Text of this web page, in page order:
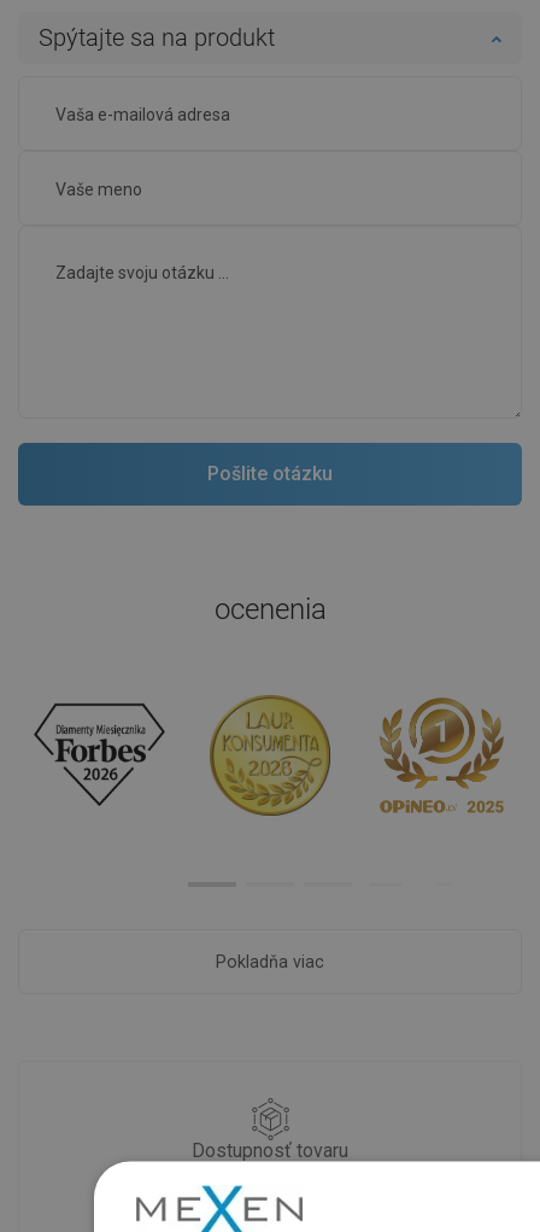
Spýtajte sa na produkt
ocenenia
Pokladňa viac
Dostupnosť tovaru
modernom sklade.Vždy pripravený na